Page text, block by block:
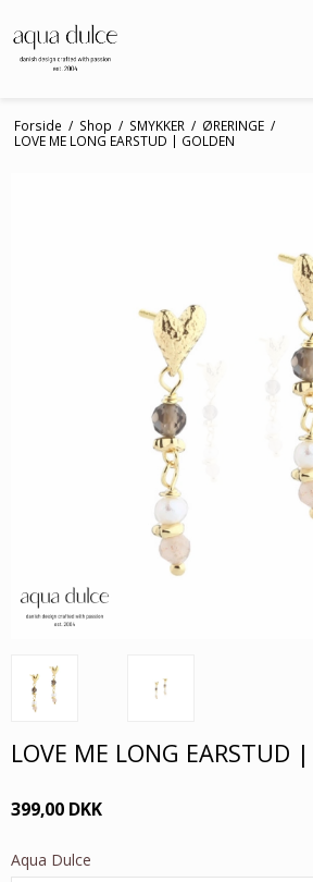
Forside / Shop / SMYKKER / ØRERINGE /
LOVE ME LONG EARSTUD | GOLDEN
LOVE ME LONG EARSTUD
399,00 DKK
Aqua Dulce